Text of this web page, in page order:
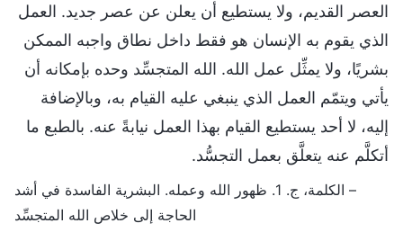
العصر القديم، ولا يستطيع أن يعلن عن عصر جديد. العمل
الذي يقوم به الإنسان هو فقط داخل نطاق واجبه الممكن
بشريًا، ولا يمثِّل عمل الله. الله المتجسِّد وحده بإمكانه أن
يأتي ويتمّم العمل الذي ينبغي عليه القيام به، وبالإضافة
إليه، لا أحد يستطيع القيام بهذا العمل نيابةً عنه. بالطبع ما
أتكلَّم عنه يتعلَّق بعمل التجسُّد.
– الكلمة، ج. 1. ظهور الله وعمله. البشرية الفاسدة في أشد
الحاجة إلى خلاص الله المتجسِّد